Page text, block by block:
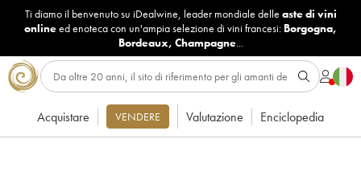
Ti diamo il benvenuto su iDealwine, leader mondiale delle aste di vini
onlineed enoteca con un'ampia selezione di vini francesi: Borgogna,
Bordeaux, Champagne...
Acquistare VENDERE Valutazione Enciclopedia